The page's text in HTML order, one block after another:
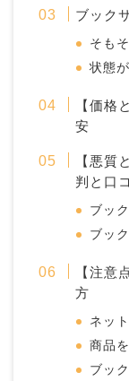
ブック
そも
状態
【価格
安
【悪質
判と口
ブッ
ブッ
【注意
方
ネッ
商品
ブッ